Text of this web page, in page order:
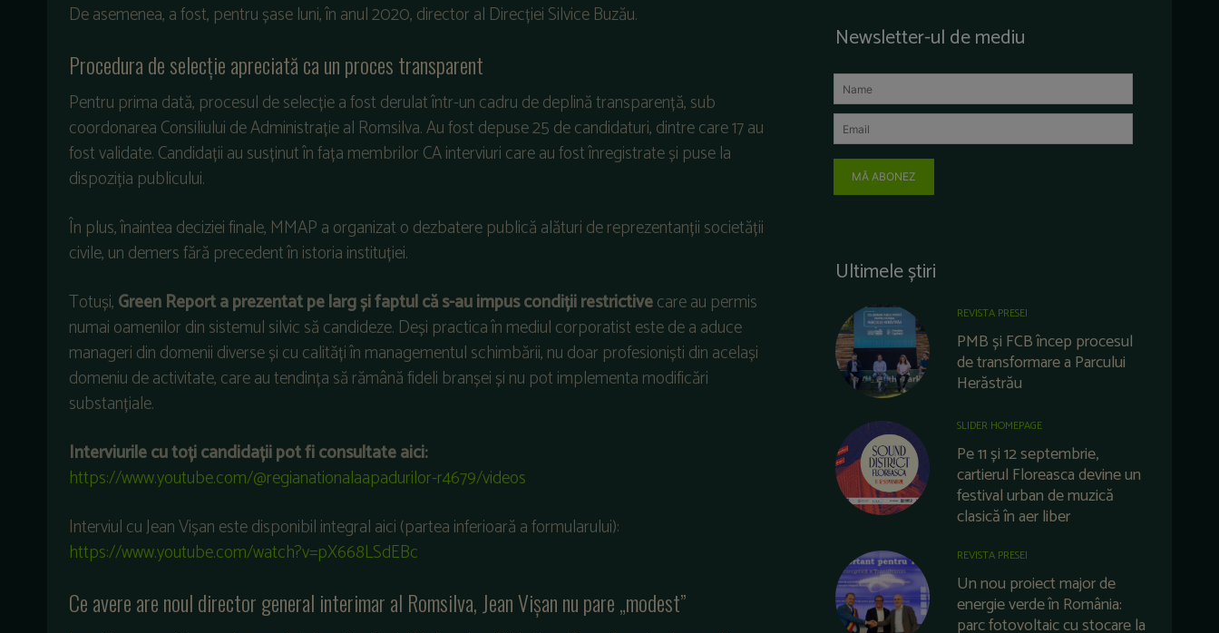
De asemenea, a fost, pentru șase luni, în anul 2020, director al Direcției Silvice Buzău.
Procedura de selecție apreciată ca un proces transparent
Pentru prima dată, procesul de selecție a fost derulat într-un cadru de deplină transparență, sub
coordonarea Consiliului de Administrație al Romsilva. Au fost depuse 25 de candidaturi, dintre care 17 au
fost validate. Candidații au susținut în fața membrilor CA interviuri care au fost înregistrate și puse la
dispoziția publicului.
În plus, înaintea deciziei finale, MMAP a organizat o dezbatere publică alături de reprezentanții societății
civile, un demers fără precedent în istoria instituției.
Totuși,Green Report a prezentat pe larg și faptul că s-au impus condiții restrictivecare au permis
numai oamenilor din sistemul silvic să candideze. Deși practica în mediul corporatist este de a aduce
manageri din domenii diverse și cu calități în managementul schimbării, nu doar profesioniști din același
domeniu de activitate, care au tendința să rămână fideli branșei și nu pot implementa modificări
substanțiale.
Interviurile cu toți candidații pot fi consultate aici:
https://www.youtube.com/@regianationalaapadurilor-r4679/videos
Interviul cu Jean Vișan este disponibil integral aici (partea inferioară a formularului):
https://www.youtube.com/watch?v=pX668LSdEBc
Ce avere are noul director general interimar al Romsilva, Jean Vișan nu pare „modest”
Newsletter-ul de mediu
MĂ ABONEZ
Ultimele știri
REVISTA PRESEI
PMB și FCB încep procesul
de transformare a Parcului
Herăstrău
SLIDER HOMEPAGE
Pe 11 și 12 septembrie,
cartierul Floreasca devine un
festival urban de muzică
clasică în aer liber
REVISTA PRESEI
Un nou proiect major de
energie verde în România:
parc fotovoltaic cu stocare la